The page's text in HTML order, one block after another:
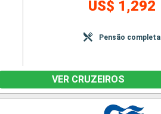
US$ 1,292
Pensão completa
VER CRUZEIROS